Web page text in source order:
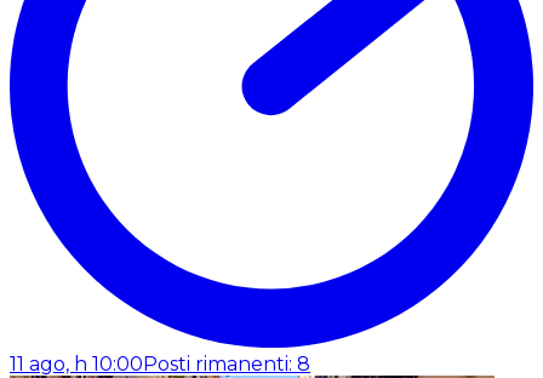
11 ago, h 10:00 Posti rimanenti: 8